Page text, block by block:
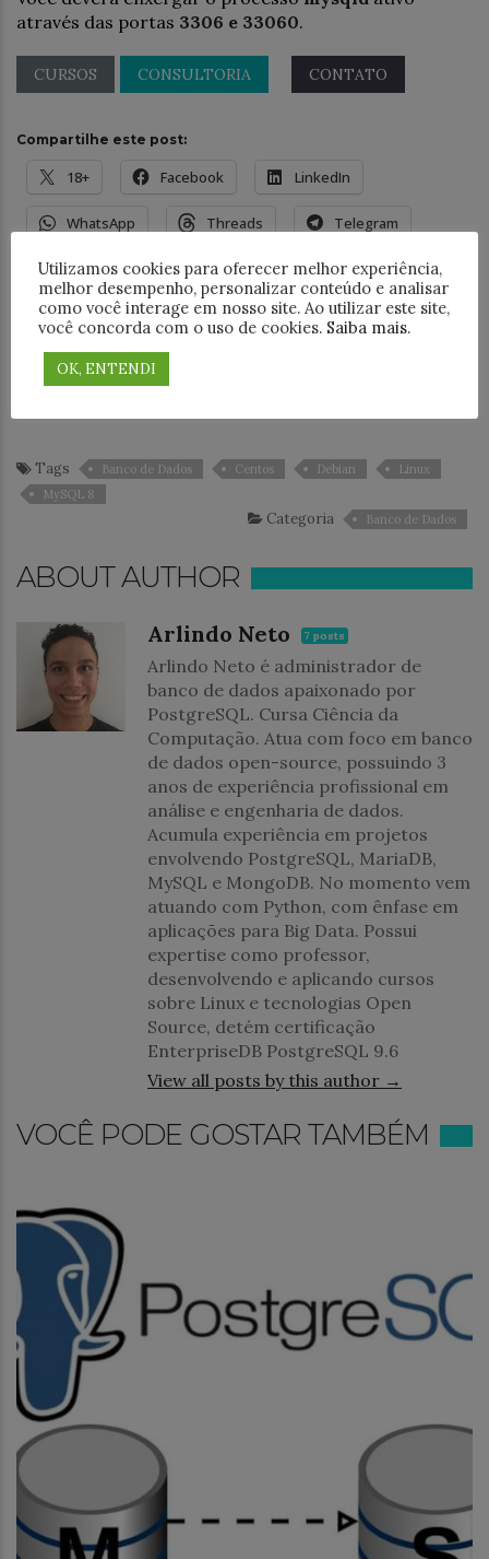
através das portas 3306 e 33060.
CURSOS CONSULTORIA CONTATO
Compartilhe este post:
18+ Facebook LinkedIn
WhatsApp Threads Telegram
E-mail
Anterior
DevSecOps: Como usar o
SonarQube para análise
Tags Banco de Dados Centos Debian
Linux
MySQL 8
Categoria Banco de Dados
ABOUT AUTHOR
Arlindo Neto 7 posts
Arlindo Neto é administrador de
banco de dados apaixonado por
PostgreSQL. Cursa Ciência da
Computação. Atua com foco em banco
de dados open-source, possuindo 3
anos de experiência profissional em
análise e engenharia de dados.
Acumula experiência em projetos
envolvendo PostgreSQL, MariaDB,
MySQL e MongoDB. No momento vem
atuando com Python, com ênfase em
aplicações para Big Data. Possui
expertise como professor,
desenvolvendo e aplicando cursos
sobre Linux e tecnologias Open
Source, detém certificação
EnterpriseDB PostgreSQL 9.6
View all posts by this author →
VOCÊ PODE GOSTAR TAMBÉM
Utilizamos cookies para oferecer melhor experiência,
melhor desempenho, personalizar conteúdo e analisar
como você interage em nosso site. Ao utilizar este site,
você concorda com o uso de cookies. Saiba mais.
OK, ENTENDI